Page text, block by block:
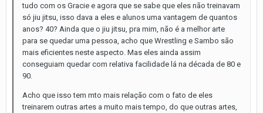
tudo com os Gracie e agora que se sabe que eles não treinavam
só jiu jitsu, isso dava a eles e alunos uma vantagem de quantos
anos? 40? Ainda que o jiu jitsu, pra mim, não é a melhor arte
para se quedar uma pessoa, acho que Wrestling e Sambo são
mais eficientes neste aspecto. Mas eles ainda assim
conseguiam quedar com relativa facilidade lá na década de 80 e
90.
Acho que isso tem mto mais relação com o fato de eles
treinarem outras artes a muito mais tempo, do que outras artes,